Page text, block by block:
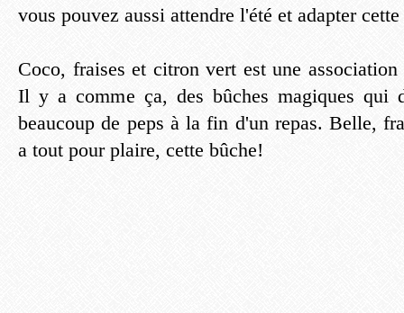
vous pouvez aussi attendre l'été et adapter
Coco, fraises et citron vert est une
Il y a comme ça, des bûches magiques qui
beaucoup de peps à la fin d'un repas. Belle,
a tout pour plaire, cette bûche!